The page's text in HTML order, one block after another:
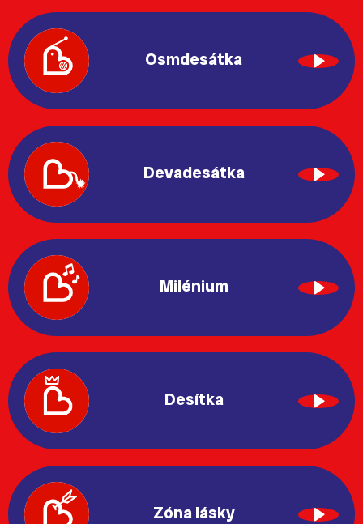
Osmdesátka
Devadesátka
Milénium
Desítka
Zóna lásky